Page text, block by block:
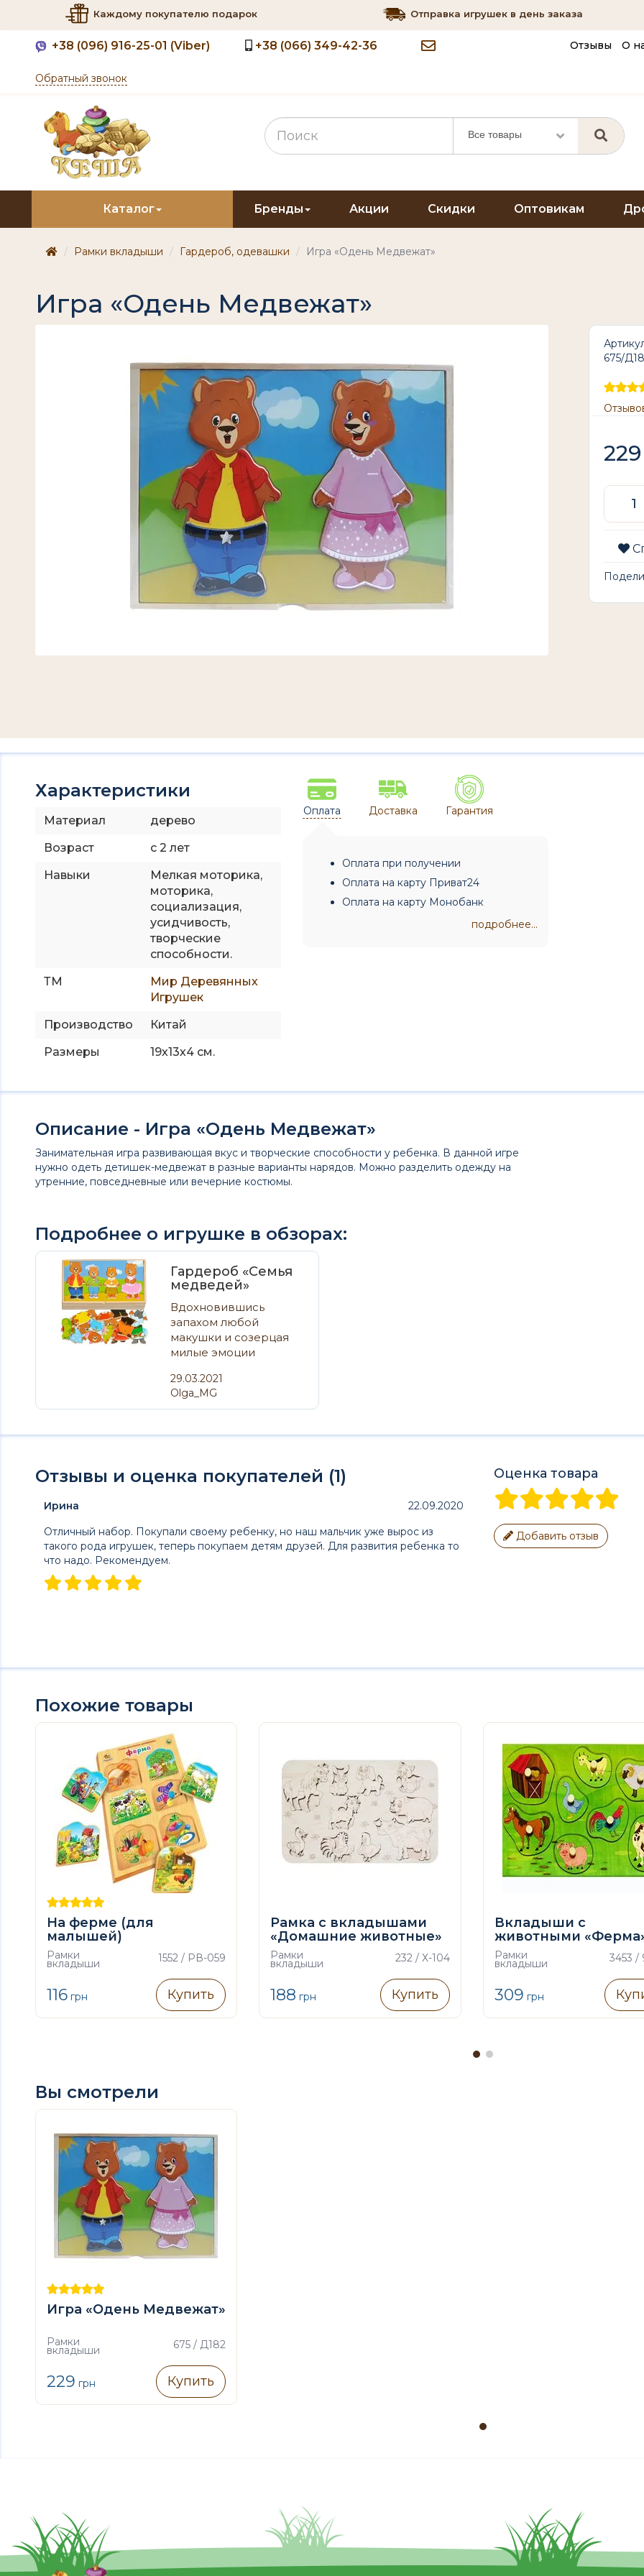
Каждому покупателю подарок Отправка игрушек в день заказа
+38 (096) 916-25-01 (Viber) +38 (066) 349-42-36
Обратный звонок
Отзывы О
Все товары
Каталог Бренды Акции Скидки Оптовикам
Рамки вкладыши Гардероб, одевашки Игра «Одень Медвежат»
Игра «Одень Медвежат»
675/
229
Характеристики
Материал
дерево
Возраст
с 2 лет
Навыки
Мелкая моторика,
моторика,
социализация,
усидчивость,
творческие
способности.
ТМ
Мир Деревянных
Игрушек
Производство
Китай
Размеры
19х13х4 см.
Оплата Доставка Гарантия
Оплата при получении
Оплата на карту Приват24
Оплата на карту Монобанк
подробнее...
Описание - Игра «Одень Медвежат»
Занимательная игра развивающая вкус и творческие способности у ребенка. В данной игре
нужно одеть детишек-медвежат в разные варианты нарядов. Можно разделить одежду на
утренние, повседневные или вечерние костюмы.
Подробнее о игрушке в обзорах:
Гардероб «Семья
медведей»
Вдохновившись
запахом любой
макушки и созерцая
милые эмоции
29.03.2021
Olga_MG
Отзывы и оценка покупателей (1)
Ирина
22.09.2020
Отличный набор. Покупали своему ребенку, но наш мальчик уже вырос из
такого рода игрушек, теперь покупаем детям друзей. Для развития ребенка то
что надо. Рекомендуем.
Оценка товара
Добавить отзыв
Похожие товары
На ферме (для
малышей)
Рамки
вкладыши 1552 / РВ-059
116грн Купить
Рамка с вкладышами
«Домашние животные»
Рамки
вкладыши 232 / Х-104
188 грн Купить
Вкладыши с
животными
Рамки
вкладыши 3453 /
309 грн
Вы смотрели
Игра «Одень Медвежат»
Рамки
вкладыши 675 / Д182
229 грн Купить